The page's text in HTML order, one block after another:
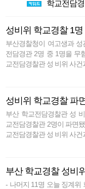
학교전담
성비위 학교경찰 1
부산경찰청이 여고생과
전담경관 2명 중 1명을 무
교전담경찰관 성 비위 사건
성비위 학교경찰 파
부산 학교전담경찰관 성
교전담경찰관 2명이 파면
교전담경찰관 성 비위 사건
부산 학교경찰 성비
- 나머지 11명 오늘 징계위